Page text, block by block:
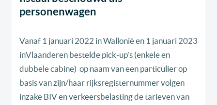
personenwagen
Vanaf 1 januari 2022 in Wallonië en 1 januari 2023
inVlaanderen bestelde pick-up’s (enkele en
dubbele cabine) op naam van een particulier op
basis van zijn/haar rijksregisternummer volgen
inzake BIV en verkeersbelasting de tarieven van